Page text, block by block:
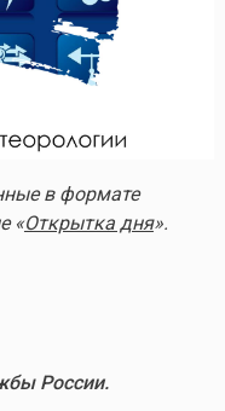
в формате
«Открытка дня».
России.